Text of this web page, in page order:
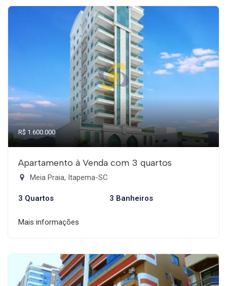
R$ 1.600.000
Apartamento à Venda com 3 quartos
Meia Praia, Itapema-SC
3 Quartos 3 Banheiros
Mais informações